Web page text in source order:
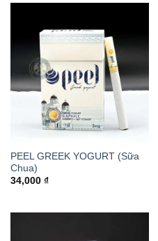
PEEL GREEK YOGURT (Sữa
Chua)
34,000 ₫